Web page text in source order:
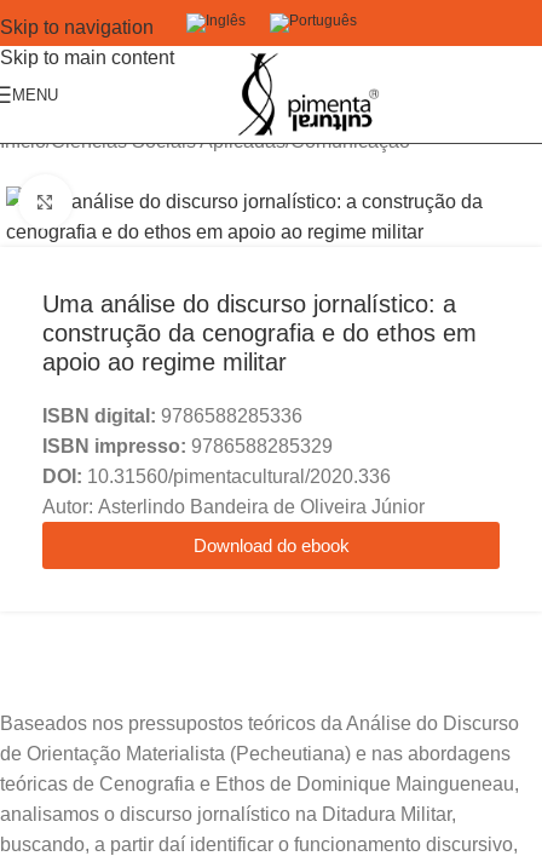
Skip to navigation
Skip to main content
MENU
Início/Ciências Sociais Aplicadas/Comunicação
Click to enlarge
Uma análise do discurso jornalístico: a
construção da cenografia e do ethos em
apoio ao regime militar
ISBN digital: 9786588285336
ISBN impresso: 9786588285329
DOI: 10.31560/pimentacultural/2020.336
Autor: Asterlindo Bandeira de Oliveira Júnior
Download do ebook
Baseados nos pressupostos teóricos da Análise do Discurso
de Orientação Materialista (Pecheutiana) e nas abordagens
teóricas de Cenografia e Ethos de Dominique Maingueneau,
analisamos o discurso jornalístico na Ditadura Militar,
buscando, a partir daí identificar o funcionamento discursivo,